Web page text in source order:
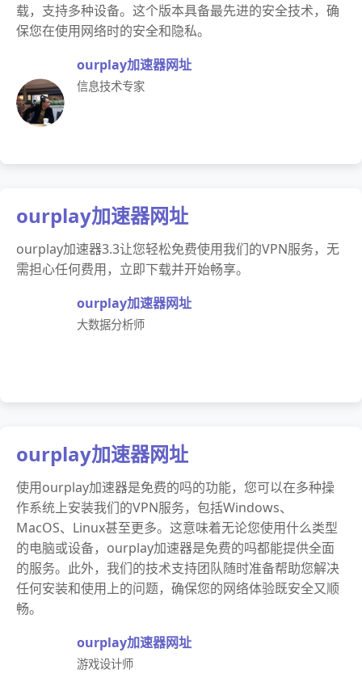
载，支持多种设备。这个版本具备最先进的安全技术，确
保您在使用网络时的安全和隐私。
ourplay加速器网址
信息技术专家
ourplay加速器网址
ourplay加速器3.3让您轻松免费使用我们的VPN服务，无
需担心任何费用，立即下载并开始畅享。
ourplay加速器网址
大数据分析师
ourplay加速器网址
使用ourplay加速器是免费的吗的功能，您可以在多种操
作系统上安装我们的VPN服务，包括Windows、
MacOS、Linux甚至更多。这意味着无论您使用什么类型
的电脑或设备，ourplay加速器是免费的吗都能提供全面
的服务。此外，我们的技术支持团队随时准备帮助您解决
任何安装和使用上的问题，确保您的网络体验既安全又顺
畅。
ourplay加速器网址
游戏设计师